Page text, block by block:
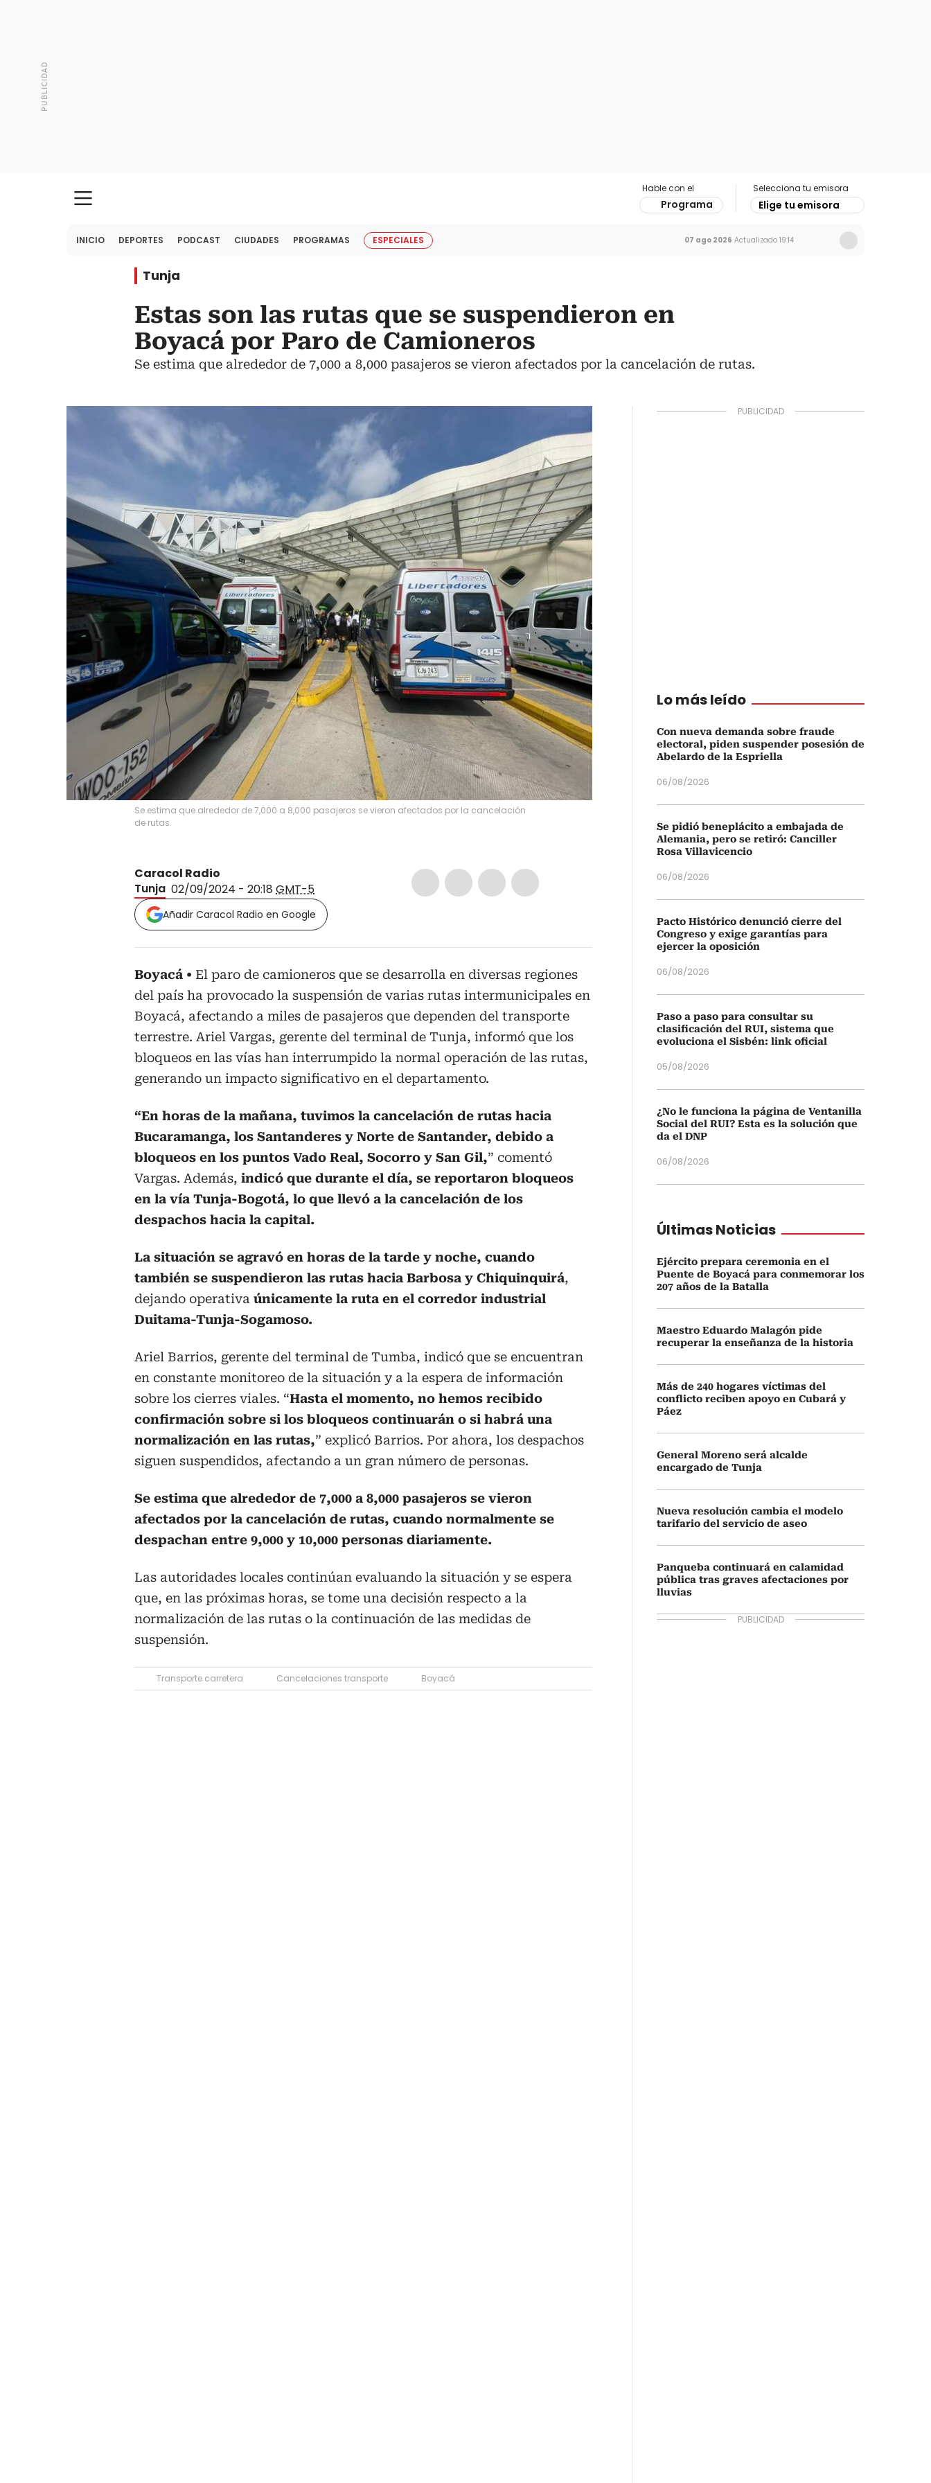
Hable con el
Programa
Selecciona tu emisora
Elige tu emisora
INICIO DEPORTES PODCAST CIUDADES PROGRAMAS ESPECIALES 07 ago 2026 Actualizado 19:14
Tunja
Estas son las rutas que se suspendieron en
Boyacá por Paro de Camioneros
Se estima que alrededor de 7,000 a 8,000 pasajeros se vieron afectados por la cancelación de rutas.
Se estima que alrededor de 7,000 a 8,000 pasajeros se vieron afectados por la cancelación
de rutas.
Caracol Radio
Tunja 02/09/2024 - 20:18 GMT-5
Añadir Caracol Radio en Google
Boyacá
El paro de camioneros que se desarrolla en diversas regiones
del país ha provocado la suspensión de varias rutas intermunicipales en
Boyacá, afectando a miles de pasajeros que dependen del transporte
terrestre. Ariel Vargas, gerente del terminal de Tunja, informó que los
bloqueos en las vías han interrumpido la normal operación de las rutas,
generando un impacto significativo en el departamento.
“En horas de la mañana, tuvimos la cancelación de rutas hacia
Bucaramanga, los Santanderes y Norte de Santander, debido a
bloqueos en los puntos Vado Real, Socorro y San Gil,” comentó
Vargas. Además, indicó que durante el día, se reportaron bloqueos
en la vía Tunja-Bogotá, lo que llevó a la cancelación de los
despachos hacia la capital.
La situación se agravó en horas de la tarde y noche, cuando
también se suspendieron las rutas hacia Barbosa y Chiquinquirá,
dejando operativa únicamente la ruta en el corredor industrial
Duitama-Tunja-Sogamoso.
Ariel Barrios, gerente del terminal de Tumba, indicó que se encuentran
en constante monitoreo de la situación y a la espera de información
sobre los cierres viales. “Hasta el momento, no hemos recibido
confirmación sobre si los bloqueos continuarán o si habrá una
normalización en las rutas,” explicó Barrios. Por ahora, los despachos
siguen suspendidos, afectando a un gran número de personas.
Se estima que alrededor de 7,000 a 8,000 pasajeros se vieron
afectados por la cancelación de rutas, cuando normalmente se
despachan entre 9,000 y 10,000 personas diariamente.
Las autoridades locales continúan evaluando la situación y se espera
que, en las próximas horas, se tome una decisión respecto a la
normalización de las rutas o la continuación de las medidas de
suspensión.
Transporte carretera Cancelaciones transporte Boyacá
Lo más leído
Con nueva demanda sobre fraude
electoral, piden suspender posesión de
Abelardo de la Espriella
06/08/2026
Se pidió beneplácito a embajada de
Alemania, pero se retiró: Canciller
Rosa Villavicencio
06/08/2026
Pacto Histórico denunció cierre del
Congreso y exige garantías para
ejercer la oposición
06/08/2026
Paso a paso para consultar su
clasificación del RUI, sistema que
evoluciona el Sisbén: link oficial
05/08/2026
¿No le funciona la página de Ventanilla
Social del RUI? Esta es la solución que
da el DNP
06/08/2026
Últimas Noticias
Ejército prepara ceremonia en el
Puente de Boyacá para conmemorar los
207 años de la Batalla
Maestro Eduardo Malagón pide
recuperar la enseñanza de la historia
Más de 240 hogares víctimas del
conflicto reciben apoyo en Cubará y
Páez
General Moreno será alcalde
encargado de Tunja
Nueva resolución cambia el modelo
tarifario del servicio de aseo
Panqueba continuará en calamidad
pública tras graves afectaciones por
lluvias